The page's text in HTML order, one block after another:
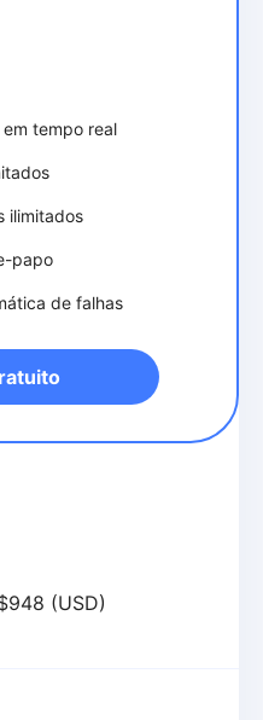
tempo real
ilimitados
papo
de falhas
(USD)